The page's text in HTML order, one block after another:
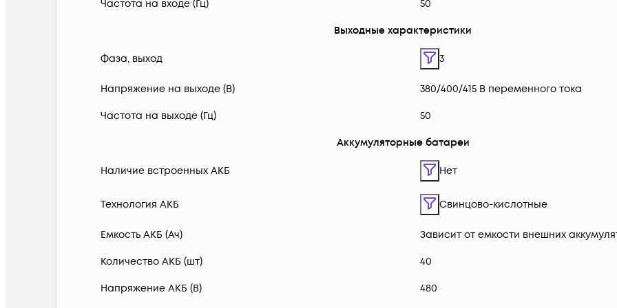
Частота на входе (Гц) 50
Выходные характеристики
Фаза, выход 3
Напряжение на выходе (В) 380/400/415 В переменного тока
Частота на выходе (Гц) 50
Аккумуляторные батареи
Наличие встроенных АКБ Нет
Технология АКБ Свинцово-кислотные
Емкость АКБ (Ач) Зависит от емкости внешних
Количество АКБ (шт) 40
Напряжение АКБ (В) 480